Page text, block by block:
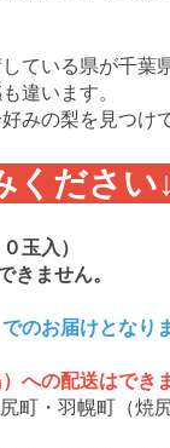
ている県が千葉
違います。
みの梨を見つけ
ください↓
玉入）
ません。
のお届けとなりま
への配送はできま
町・羽幌町（焼